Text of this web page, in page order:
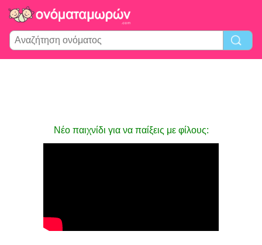
Νέο παιχνίδι για να παίξεις με φίλους: